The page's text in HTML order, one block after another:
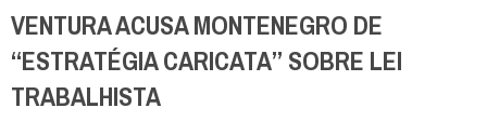
VENTURA ACUSA MONTENEGRO DE
“ESTRATÉGIA CARICATA” SOBRE LEI
TRABALHISTA